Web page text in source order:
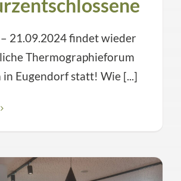
21.09.2024 findet wieder
Thermographieforum
in Eugendorf statt! Wie [...]